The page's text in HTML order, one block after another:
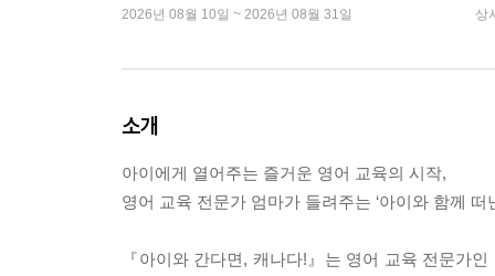
2026년 08월 10일 ~ 2026년 08월 31일 상
소개
아이에게 열어주는 즐거운 영어 교육의 시작,
영어 교육 전문가 엄마가 들려주는 ‘아이와 함께 떠
『아이와 간다면, 캐나다!』는 영어 교육 전문가